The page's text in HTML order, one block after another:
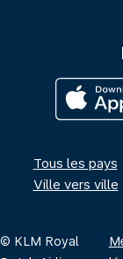
Tous les pays
Ville vers ville
© KLM Royal